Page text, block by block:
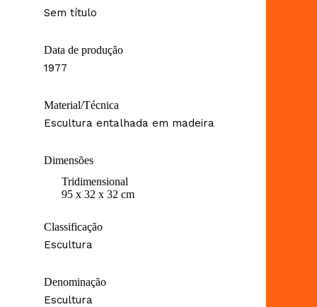
Sem título
Data de produção
1977
Material/Técnica
Escultura entalhada em madeira
Dimensões
Tridimensional
95 x 32 x 32 cm
Classificação
Escultura
Denominação
Escultura